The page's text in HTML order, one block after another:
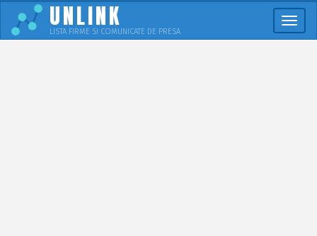
UNLINK
LISTA FIRME SI COMUNICATE DE PRESA